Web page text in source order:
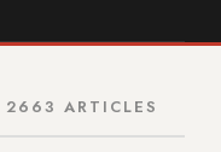
2663 ARTICLES